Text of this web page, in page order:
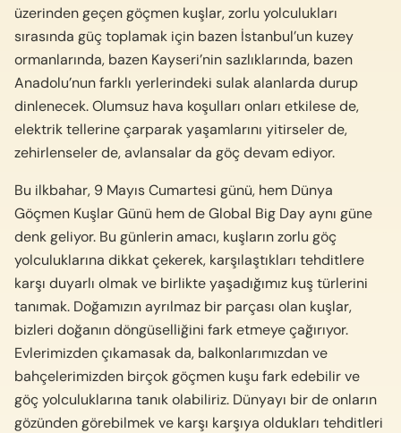
üzerinden geçen göçmen kuşlar, zorlu yolculukları
sırasında güç toplamak için bazen İstanbul’un kuzey
ormanlarında, bazen Kayseri’nin sazlıklarında, bazen
Anadolu’nun farklı yerlerindeki sulak alanlarda durup
dinlenecek. Olumsuz hava koşulları onları etkilese de,
elektrik tellerine çarparak yaşamlarını yitirseler de,
zehirlenseler de, avlansalar da göç devam ediyor.
Bu ilkbahar, 9 Mayıs Cumartesi günü, hem Dünya
Göçmen Kuşlar Günü hem de Global Big Day aynı güne
denk geliyor. Bu günlerin amacı, kuşların zorlu göç
yolculuklarına dikkat çekerek, karşılaştıkları tehditlere
karşı duyarlı olmak ve birlikte yaşadığımız kuş türlerini
tanımak. Doğamızın ayrılmaz bir parçası olan kuşlar,
bizleri doğanın döngüselliğini fark etmeye çağırıyor.
Evlerimizden çıkamasak da, balkonlarımızdan ve
bahçelerimizden birçok göçmen kuşu fark edebilir ve
göç yolculuklarına tanık olabiliriz. Dünyayı bir de onların
gözünden görebilmek ve karşı karşıya oldukları tehditleri